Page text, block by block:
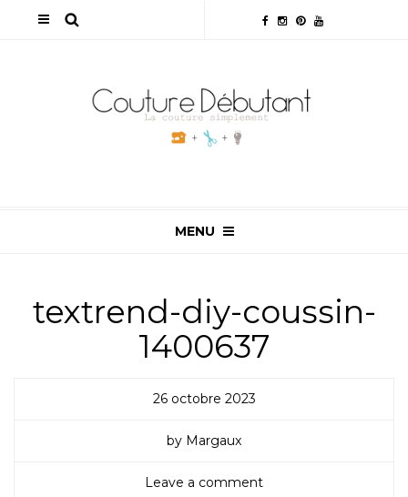
MENU
textrend-diy-coussin-
1400637
26 octobre 2023
by Margaux
Leave a comment